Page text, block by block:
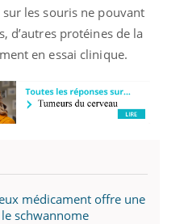
les souris ne pouvant
d’autres protéines de la
en essai clinique.
médicament offre une
schwannome